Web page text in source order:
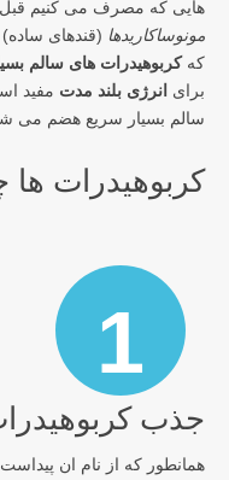
هایی که مصرف می کنیم
مونوساکاریدها (قندهای
کهکربوهیدرات های سالم
برای انرژی بلند مدت مفید
سالم بسیار سریع هضم می
کربوهیدرات
1
جذب
همانطور که از نام ان